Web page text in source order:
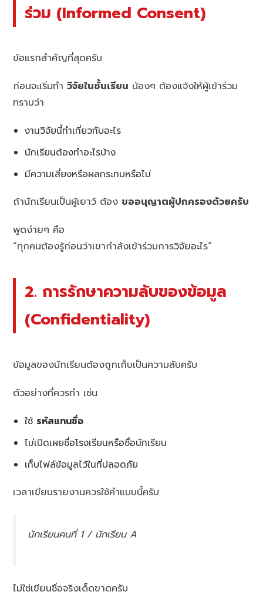
ร่วม (Informed Consent)
ข้อแรกสำคัญที่สุดครับ
ก่อนจะเริ่มทำวิจัยในชั้นเรียน น้องๆ ต้องแจ้งให้ผู้เข้าร่วม
ทราบว่า
งานวิจัยนี้ทำเกี่ยวกับอะไร
นักเรียนต้องทำอะไรบ้าง
มีความเสี่ยงหรือผลกระทบหรือไม่
ถ้านักเรียนเป็นผู้เยาว์ ต้อง ขออนุญาตผู้ปกครองด้วยครับ
พูดง่ายๆ คือ
“ทุกคนต้องรู้ก่อนว่าเขากำลังเข้าร่วมการวิจัยอะไร”
2. การรักษาความลับของข้อมูล
(Confidentiality)
ข้อมูลของนักเรียนต้องถูกเก็บเป็นความลับครับ
ตัวอย่างที่ควรทำ เช่น
ใช้ รหัสแทนชื่อ
ไม่เปิดเผยชื่อโรงเรียนหรือชื่อนักเรียน
เก็บไฟล์ข้อมูลไว้ในที่ปลอดภัย
เวลาเขียนรายงานควรใช้คำแบบนี้ครับ
นักเรียนคนที่ 1 / นักเรียน A
ไม่ใช่เขียนชื่อจริงเด็ดขาดครับ